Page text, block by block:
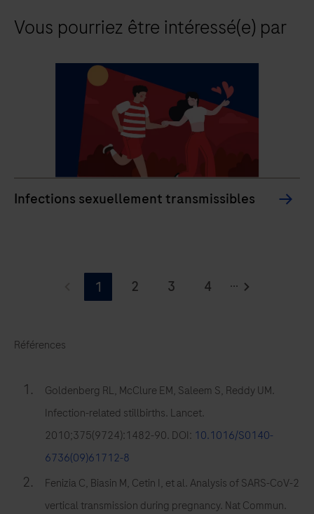
Vous pourriez être intéressé(e) par
Infections sexuellement transmissibles
1 2 3 4 ...
Références
Goldenberg RL, McClure EM, Saleem S, Reddy UM.
Infection-related stillbirths. Lancet.
2010;375(9724):1482-90. DOI: 10.1016/S0140-
6736(09)61712-8
Fenizia C, Biasin M, Cetin I, et al. Analysis of SARS-CoV-2
vertical transmission during pregnancy. Nat Commun.